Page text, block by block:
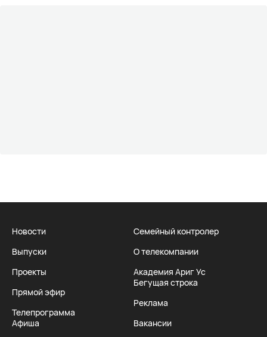
Новости
Выпуски
Проекты
Прямой эфир
Телепрограмма
Афиша
Семейный контролер
О телекомпании
Академия Ариг Ус
Бегущая строка
Реклама
Вакансии